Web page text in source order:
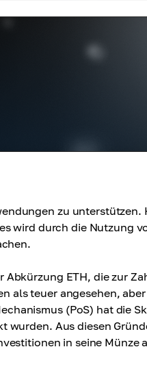
zu unterstützen.
wird durch die Nutzung
Abkürzung ETH, die zur
als teuer angesehen,
(PoS) hat die
wurden. Aus diesen
in seine Münze